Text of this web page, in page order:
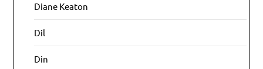
Diane Keaton
Dil
Din